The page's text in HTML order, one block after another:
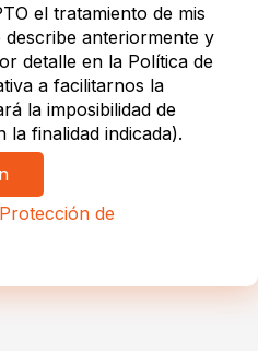
el tratamiento de mis
anteriormente y
detalle en la Política de
a facilitarnos la
la imposibilidad de
la finalidad indicada).
de